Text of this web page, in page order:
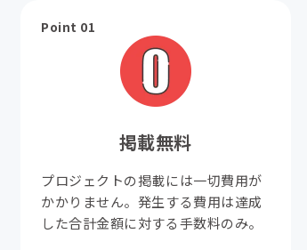
Point 01
掲載無料
プロジェクトの掲載には一切費用が
かかりません。発生する費用は達成
した合計金額に対する手数料のみ。